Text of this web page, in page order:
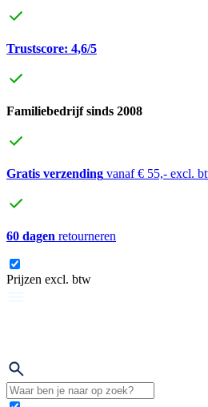
Trustscore: 4,6/5
Familiebedrijf sinds 2008
Gratis verzending vanaf € 55,- excl.
60 dagen retourneren
Prijzen excl. btw